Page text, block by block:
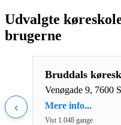
Udvalgte
brugerne
‹
Bruddals
Venøgade 9, 7600
Mere info...
Vist 1.048 gange